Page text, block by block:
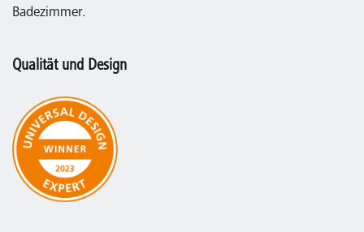
Badezimmer.
Qualität und Design